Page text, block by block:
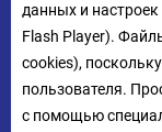
данных и настроек
Flash Player).
cookies),
пользователя.
с помощью